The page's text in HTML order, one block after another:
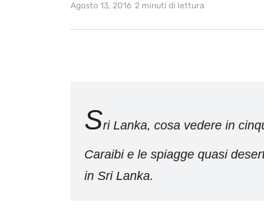
Agosto 13, 2016 2 minuti di lettura
Sri Lanka, cosa vedere in
Caraibi e le spiagge quasi
in Sri Lanka.